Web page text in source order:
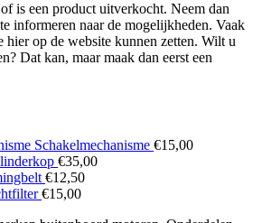
is een product uitverkocht. Neem dan
informeren naar de mogelijkheden. Vaak
hier op de website kunnen zetten. Wilt u
Dat kan, maar maak dan eerst een
Schakelmechanisme €15,00
€35,00
€12,50
€15,00